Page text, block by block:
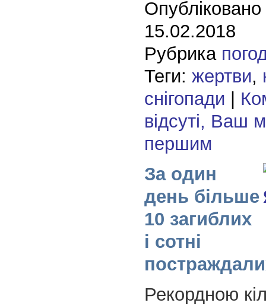
15.02.2018
Рубрика
Теги: жертви,
снігопади
відсуті, Ваш
першим
За один
день більше
10 загиблих
і сотні
Рекордною